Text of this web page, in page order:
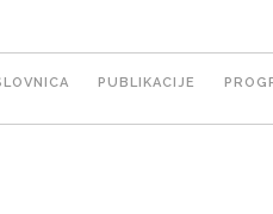
PUBLIKACIJE